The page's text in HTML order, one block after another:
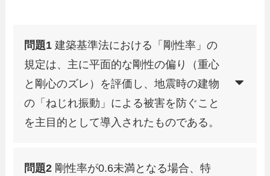
問題1 建築基準法における「剛性率」の
規定は、主に平面的な剛性の偏り（重心
と剛心のズレ）を評価し、地震時の建物
の「ねじれ振動」による被害を防ぐこと
を主目的として導入されたものである。
問題2 剛性率が0.6未満となる場合、特